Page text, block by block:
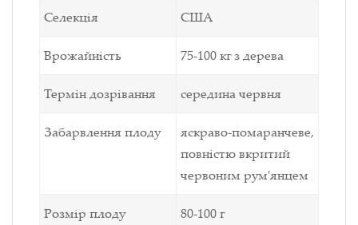
Селекція США
Врожайність 75-100 кг з дерева
Термін дозрівання середина червня
Забарвлення плоду
яскраво-помаранчеве,
повністю вкритий
червоним рум'янцем
Розмір плоду 80-100 г